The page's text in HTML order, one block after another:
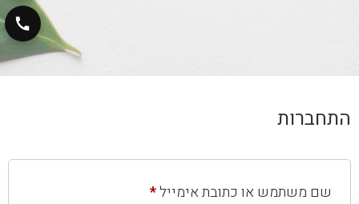
התחברות
שם משתמש או כתובת אימייל*